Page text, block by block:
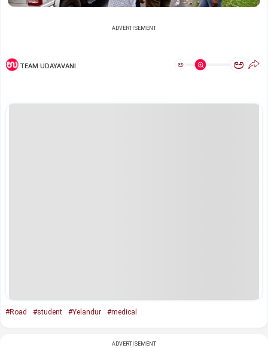
ADVERTISEMENT
TEAM UDAYAVANI ಅ ಅ
#Road #student #Yelandur #medical
ADVERTISEMENT